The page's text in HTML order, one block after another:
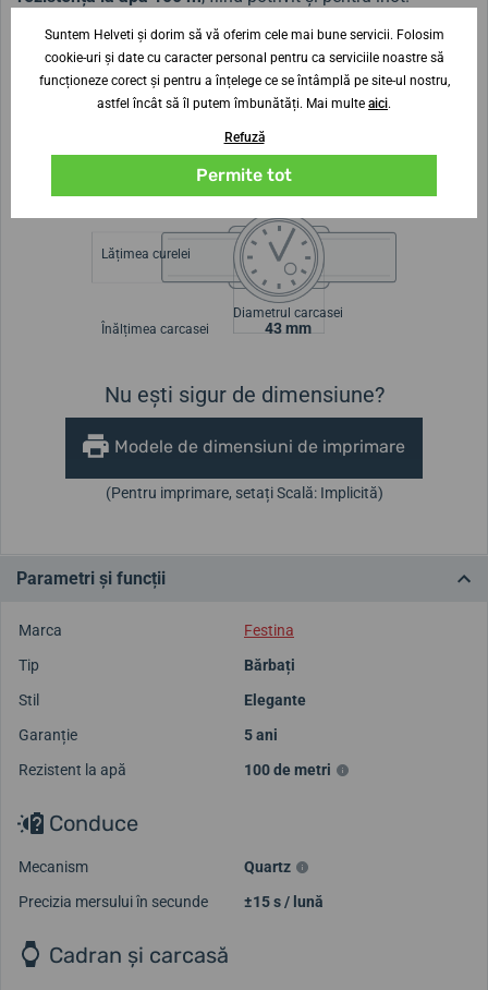
Modelul cu design atractiv este disponibil în mai multe
variante de culoare ale cadranului, astfel încât să puteți
alege cea ideală pentru dumneavoastră.
Modelul Festina Multifunction 20445/3 este cunoscut și
sub denumirea de Festina F20445/3.
Lățimea curelei
Înălțimea carcasei
Diametrul carcasei
43 mm
Nu ești sigur de dimensiune?
Modele de dimensiuni de imprimare
(Pentru imprimare, setați Scală: Implicită)
Parametri și funcții
Marca
Festina
Tip
Bărbați
Stil
Elegante
Garanție
5 ani
Rezistent la apă
100 de metri
Conduce
Mecanism
Quartz
Precizia mersului în secunde
±15 s / lună
Cadran și carcasă
Suntem Helveti și dorim să vă oferim cele mai bune servicii. Folosim
cookie-uri și date cu caracter personal pentru ca serviciile noastre să
funcționeze corect și pentru a înțelege ce se întâmplă pe site-ul nostru,
astfel încât să îl putem îmbunătăți. Mai multe aici.
Refuză
Permite tot